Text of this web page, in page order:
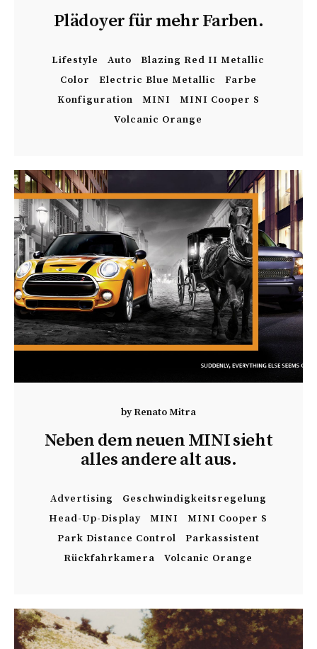
Plädoyer für mehr Farben.
Lifestyle Auto
Blazing Red II Metallic
Color
Electric Blue Metallic
Farbe
Konfiguration
MINI
MINI Cooper S
Volcanic Orange
byRenato Mitra
Neben dem neuen MINI sieht
alles andere alt aus.
Advertising
Geschwindigkeitsregelung
Head-Up-Display
MINI
MINI Cooper S
Park Distance Control
Parkassistent
Rückfahrkamera
Volcanic Orange